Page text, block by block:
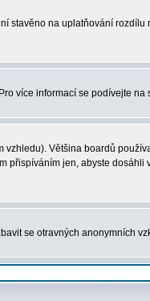
stavěno na uplatňování rozdílu
více informací se podívejte na
Většina boardů
přispíváním jen, abyste
se otravných anonymních